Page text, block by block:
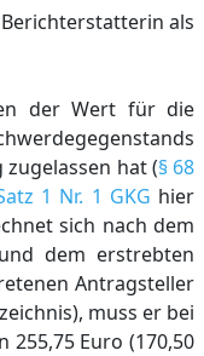
als
der Wert für die
hat (§ 68
1 Nr. 1 GKG hier
sich nach dem
dem erstrebten
Antragsteller
muss er bei
Euro (170,50